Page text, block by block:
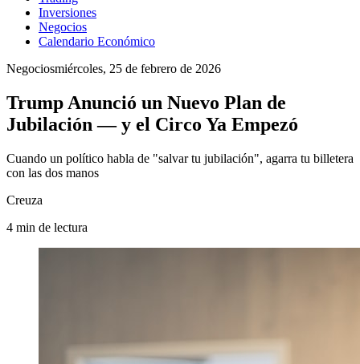
Inversiones
Negocios
Calendario Económico
Negociosmiércoles, 25 de febrero de 2026
Trump Anunció un Nuevo Plan de
Jubilación — y el Circo Ya Empezó
Cuando un político habla de "salvar tu jubilación", agarra tu billetera
con las dos manos
Creuza
4 min de lectura